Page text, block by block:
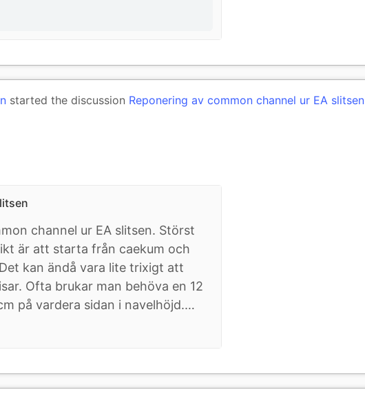
started the discussion Reponering av common channel ur EA slitsen
channel ur EA slitsen. Störst
är att starta från caekum och
kan ändå vara lite trixigt att
Ofta brukar man behöva en 12
på vardera sidan i navelhöjd.…